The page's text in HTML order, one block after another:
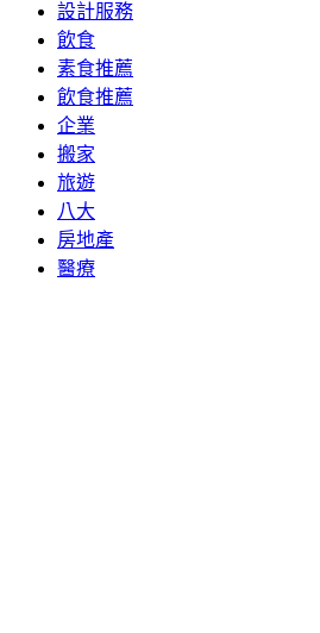
設計服務
飲食
素食推薦
飲食推薦
企業
搬家
旅遊
八大
房地產
醫療